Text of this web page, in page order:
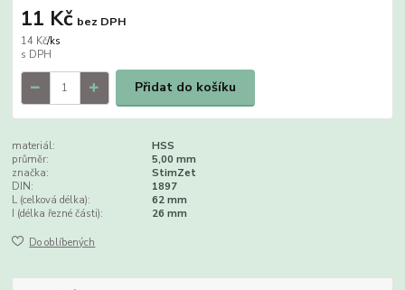
14 Kč/ks
11 Kč bez DPH
Přidat do košíku
materiál:
HSS
průměr:
5,00 mm
značka:
StimZet
DIN:
1897
L (celková délka):
62 mm
I (délka řezné části):
26 mm
Do oblíbených